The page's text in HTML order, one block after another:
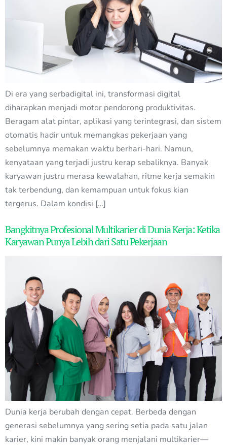
Di era yang serbadigital ini, transformasi digital
diharapkan menjadi motor pendorong produktivitas.
Beragam alat pintar, aplikasi yang terintegrasi, dan sistem
otomatis hadir untuk memangkas pekerjaan yang
sebelumnya memakan waktu berhari-hari. Namun,
kenyataan yang terjadi justru kerap sebaliknya. Banyak
karyawan justru merasa kewalahan, ritme kerja semakin
tak terbendung, dan kemampuan untuk fokus kian
tergerus. Dalam kondisi […]
Bangkitnya Profesional Multikarier di Dunia Kerja: Ketika
Karyawan Punya Lebih dari Satu Pekerjaan
Dunia kerja berubah dengan cepat. Berbeda dengan
generasi sebelumnya yang sering setia pada satu jalan
karier, kini makin banyak orang menjalani multikarier—